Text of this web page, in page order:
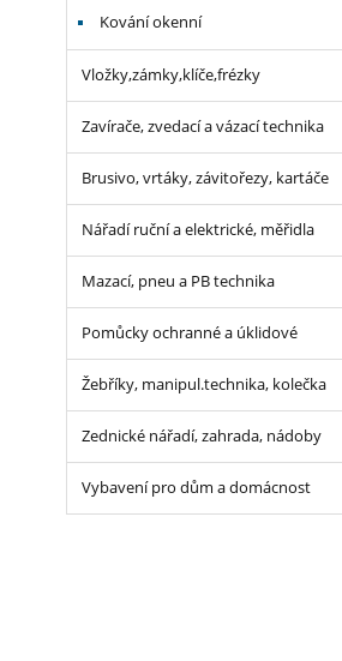
Kování okenní
Vložky,zámky,klíče,frézky
Zavírače, zvedací a vázací technika
Brusivo, vrtáky, závitořezy, kartáče
Nářadí ruční a elektrické, měřidla
Mazací, pneu a PB technika
Pomůcky ochranné a úklidové
Žebříky, manipul.technika, kolečka
Zednické nářadí, zahrada, nádoby
Vybavení pro dům a domácnost